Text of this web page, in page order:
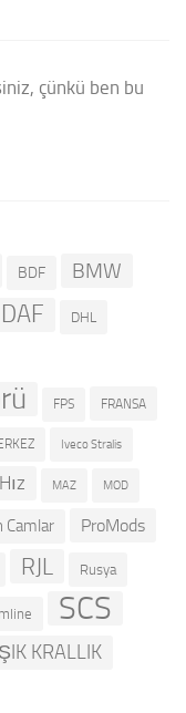
çünkü ben bu
BDF BMW
DAF DHL
FPS FRANSA
Iveco Stralis
MAZ MOD
Camlar ProMods
RJL Rusya
SCS
KRALLIK